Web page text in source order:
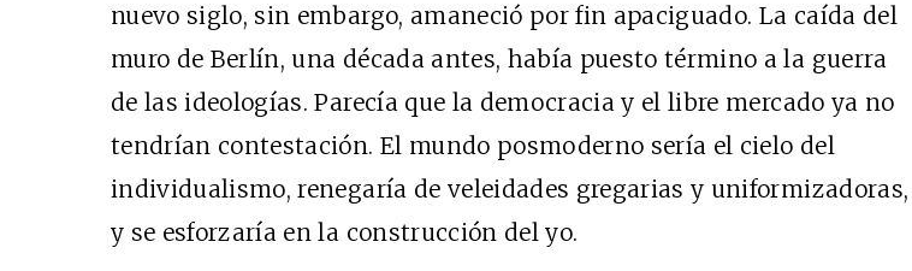
nuevo siglo, sin embargo, amaneció por fin apaciguado. La caída del
muro de Berlín, una década antes, había puesto término a la guerra
de las ideologías. Parecía que la democracia y el libre mercado ya no
tendrían contestación. El mundo posmoderno sería el cielo del
individualismo, renegaría de veleidades gregarias y uniformizadoras,
y se esforzaría en la construcción del yo.